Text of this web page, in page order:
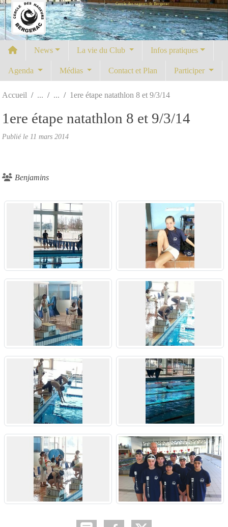
Cercle des nageurs de Bergerac
News La vie du Club Infos pratiques
Agenda Médias Contact et Plan Participer
Accueil 1ere étape natathlon 8 et 9/3/14
1ere étape natathlon 8 et 9/3/14
Publié le 11 mars 2014
Benjamins
Panneau de gestion des cookies